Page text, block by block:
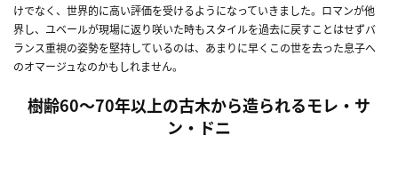
けでなく、世界的に高い評価を受けるようになっていきました。ロマンが他
界し、ユベールが現場に返り咲いた時もスタイルを過去に戻すことはせずバ
ランス重視の姿勢を堅持しているのは、あまりに早くこの世を去った息子へ
のオマージュなのかもしれません。
樹齢60～70年以上の古木から造られるモレ・サ
ン・ドニ